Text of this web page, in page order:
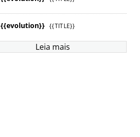
{{evolution}} {{TITLE}}
Leia mais